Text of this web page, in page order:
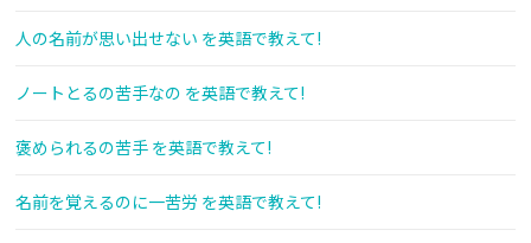
人の名前が思い出せない を英語で教えて!
ノートとるの苦手なの を英語で教えて!
褒められるの苦手 を英語で教えて!
名前を覚えるのに一苦労 を英語で教えて!